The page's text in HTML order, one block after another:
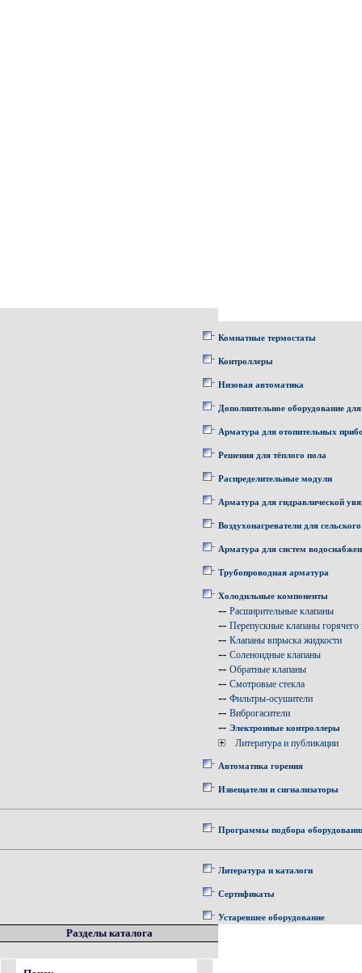
Комнатные термостаты
Контроллеры
Низовая автоматика
Дополнительное оборудование
Арматура для отопительных
Решения для тёплого пола
Распределительные модули
Арматура для гидравлической
Воздухонагреватели для
Арматура для систем
Трубопроводная арматура
Холодильные компоненты
-- Расширительные клапаны
-- Перепускные клапаны горячего
-- Клапаны впрыска жидкости
-- Соленоидные клапаны
-- Обратные клапаны
-- Смотровые стекла
-- Фильтры-осушители
-- Виброгасители
-- Электронные контроллеры
Литература и публикации
Автоматика горения
Извещатели и сигнализаторы
Программы подбора
Литература и каталоги
Сертификаты
Устаревшее оборудование
Разделы каталога